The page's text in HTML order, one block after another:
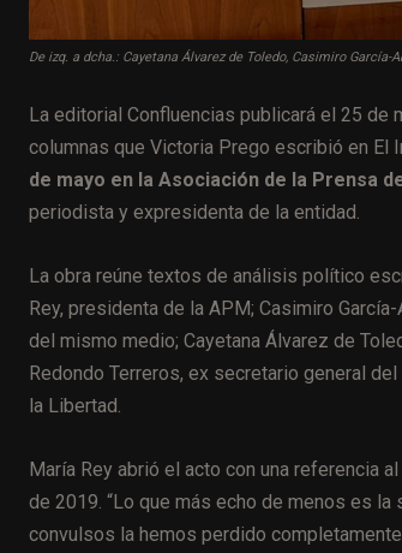
De izq. a dcha.: Cayetana Álvarez de Toledo, Casimiro
La editorial Confluencias publicará el 25 de
columnas que Victoria Prego escribió en El
de mayo en la Asociación de la Prensa
periodista y expresidenta de la entidad.
La obra reúne textos de análisis político
Rey, presidenta de la APM; Casimiro
del mismo medio; Cayetana Álvarez de
Redondo Terreros, ex secretario general
la Libertad.
María Rey abrió el acto con una referencia
de 2019. “Lo que más echo de menos es
convulsos la hemos perdido